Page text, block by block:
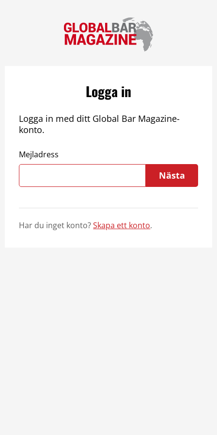
Logga in
Logga in med ditt Global Bar Magazine-
konto.
Mejladress
Nästa
Har du inget konto?Skapa ett konto.